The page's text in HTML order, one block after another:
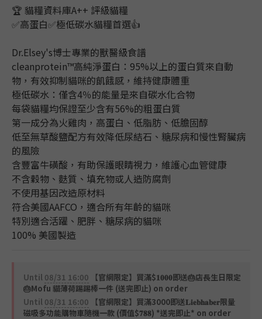
3
2
1
0
01
0
🏆 貓糧資料庫A++ 評級貓糧
✅高蛋白✅極低碳水貓糧首選👍
Dr.Elsey's博士專業的獸醫級食譜
cleanprotein™高純淨蛋白：95%以上的蛋白質來自動
物，有效抑制貓咪的飢餓感，維持健康體重
極低碳水：僅含4％的能量是來自碳水化合物
每袋貓糧均保證至少含有56%的粗蛋白質
第一成分為火雞肉，高蛋白、低脂肪、低膽固醇
低至無草酸鹽配方有效降低尿結石、糖尿病和慢性腎臟病
的風險
含豐富牛磺酸，有助保護眼睛視力，維護心血管健康
不含穀物、麩質、填充物或人造防腐劑
不使用基因改造原材料
符合美國AAFCO，適合所有年齡的貓咪
特別適合活躍、肥胖、糖尿病的貓咪
100% 美國製造
Until 08/31 16:00 【官網限定】買滿$𝟏𝟎𝟎𝟎即送🎂店長生日限定
🎂Mofu 貓薄荷踢踢棒一件 (送完即止) on order
Until 08/31 16:00 【官網限定】買滿3000即送𝐋𝐢𝐞𝐛𝐡𝐚𝐛𝐞𝐫限量
磁吸多功能購物車隨機一款 (價值$𝟕𝟖𝟖) *送完即止* on order